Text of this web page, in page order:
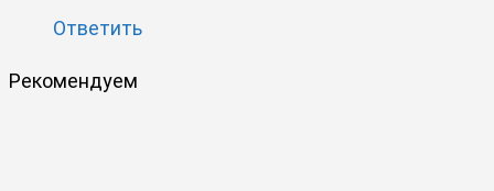
Ответить
Рекомендуем